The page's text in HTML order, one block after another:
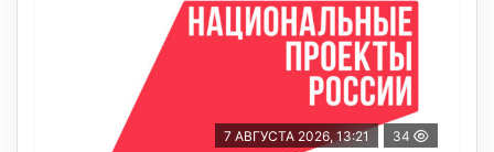
7 АВГУСТА 2026, 13:21 34